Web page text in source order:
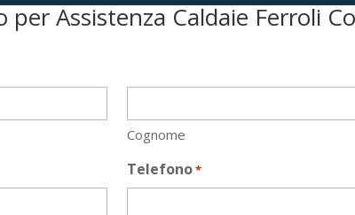
per Assistenza Caldaie Ferroli
Cognome
Telefono*